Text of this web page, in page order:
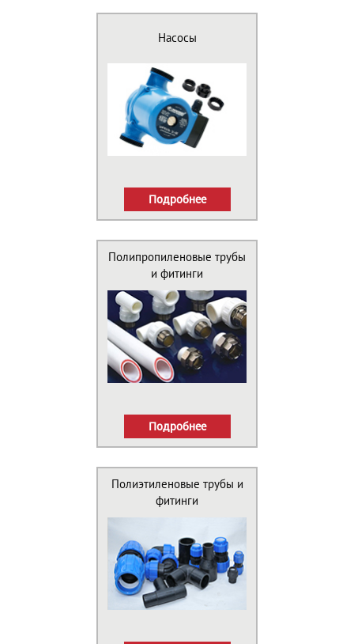
Насосы
Подробнее
Полипропиленовые трубы
и фитинги
Подробнее
Полиэтиленовые трубы и
фитинги